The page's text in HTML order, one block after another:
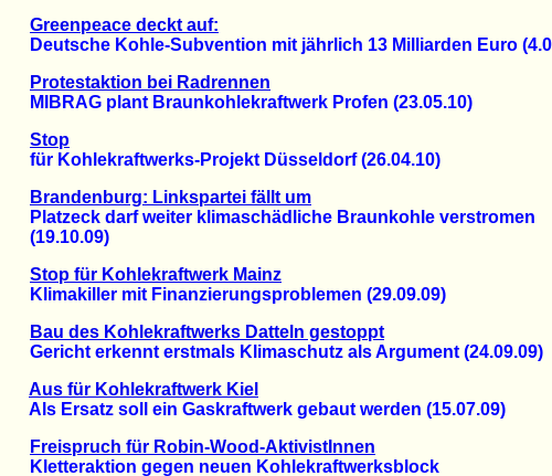
Greenpeace deckt auf:
Deutsche Kohle-Subvention mit jährlich 13 Milliarden Euro
Protestaktion bei Radrennen
MIBRAG plant Braunkohlekraftwerk Profen (23.05.10)
Stop
für Kohlekraftwerks-Projekt Düsseldorf (26.04.10)
Brandenburg: Linkspartei fällt um
Platzeck darf weiter klimaschädliche Braunkohle verstromen
(19.10.09)
Stop für Kohlekraftwerk Mainz
Klimakiller mit Finanzierungsproblemen (29.09.09)
Bau des Kohlekraftwerks Datteln gestoppt
Gericht erkennt erstmals Klimaschutz als Argument (24.09.09)
Aus für Kohlekraftwerk Kiel
Als Ersatz soll ein Gaskraftwerk gebaut werden (15.07.09)
Freispruch für Robin-Wood-AktivistInnen
Kletteraktion gegen neuen Kohlekraftwerksblock